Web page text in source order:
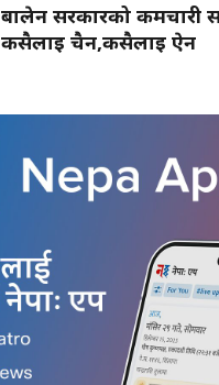
बालेन सरकारको कर्मचारी
कसैलाई चैन,कसैलाई ऐन